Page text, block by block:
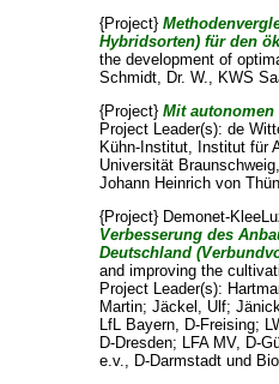
{Project}
Hybridsorten) für den
the development of
Schmidt, Dr. W., KWS
{Project}Mit
Project Leader(s):de
Kühn-Institut, Institut für
Universität
Johann Heinrich von
{Project} Demonet-
Verbesserung des
Deutschland
and improving the
Project Leader(s):
Martin;Jäckel, Ulf;
LfL Bayern, D-Freising;
D-Dresden; LFA MV, D-
e.v., D-Darmstadt und